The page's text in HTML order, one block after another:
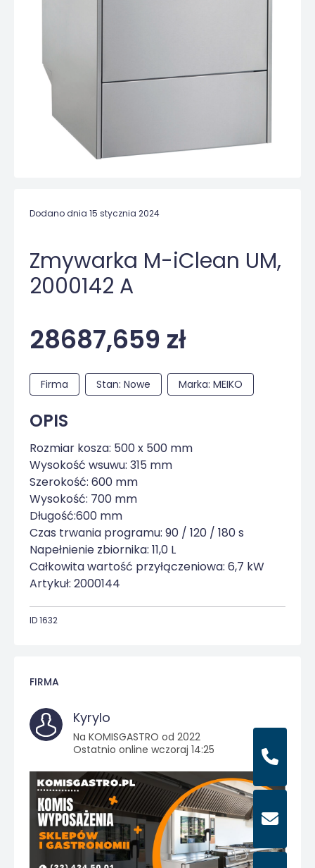
Dodano dnia 15 stycznia 2024
Zmywarka M-iClean UM,
2000142 A
28687,659 zł
Firma Stan: Nowe Marka: MEIKO
OPIS
Rozmiar kosza: 500 x 500 mm
Wysokość wsuwu: 315 mm
Szerokość: 600 mm
Wysokość: 700 mm
Długość:600 mm
Czas trwania programu: 90 / 120 / 180 s
Napełnienie zbiornika: 11,0 L
Całkowita wartość przyłączeniowa: 6,7 kW
Artykuł: 2000144
ID 1632
FIRMA
Kyrylo
Na KOMISGASTRO od 2022
Ostatnio online wczoraj 14:25